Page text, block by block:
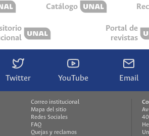
Catálogo
Portal de
revistas
Twitter YouTube Email
Correo institucional
Mapa del sitio
Redes Sociales
FAQ
Quejas y reclamos